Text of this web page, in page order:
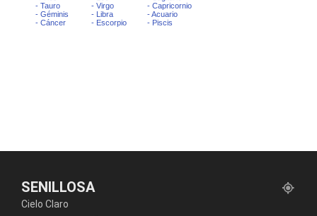
SENILLOSA
Cielo Claro